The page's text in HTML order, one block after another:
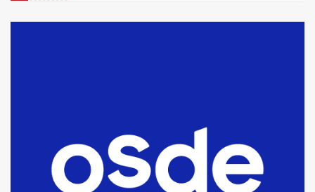
fueron detenidos por
comercialización de drogas en la
tarde del sábado